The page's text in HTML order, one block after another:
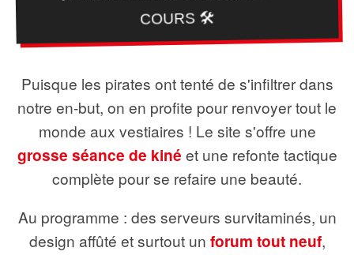
COURS 🛠️
Puisque les pirates ont tenté de s'infiltrer dans
notre en-but, on en profite pour renvoyer tout le
monde aux vestiaires ! Le site s'offre une
grosse séance de kiné et une refonte tactique
complète pour se refaire une beauté.
Au programme : des serveurs survitaminés, un
design affûté et surtout un forum tout neuf,